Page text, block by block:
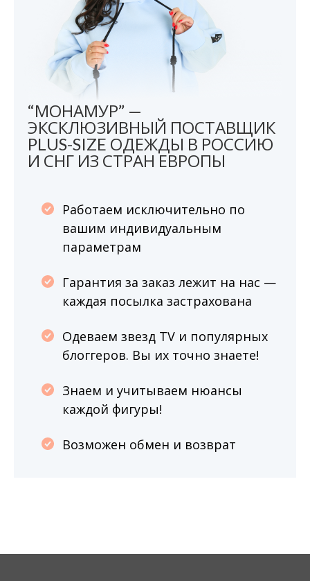
“МОНАМУР” —
ЭКСКЛЮЗИВНЫЙ ПОСТАВЩИК
PLUS-SIZE ОДЕЖДЫ В РОССИЮ
И СНГ ИЗ СТРАН ЕВРОПЫ
Работаем исключительно по
вашим индивидуальным
параметрам
Гарантия за заказ лежит на нас —
каждая посылка застрахована
Одеваем звезд TV и популярных
блоггеров. Вы их точно знаете!
Знаем и учитываем нюансы
каждой фигуры!
Возможен обмен и возврат